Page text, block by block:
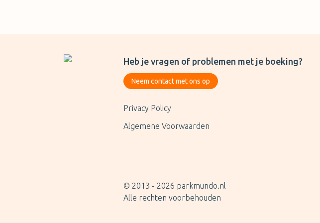
Heb je vragen of problemen met je boeking?
Neem contact met ons op
Privacy Policy
Algemene Voorwaarden
© 2013 - 2026 parkmundo.nl
Alle rechten voorbehouden